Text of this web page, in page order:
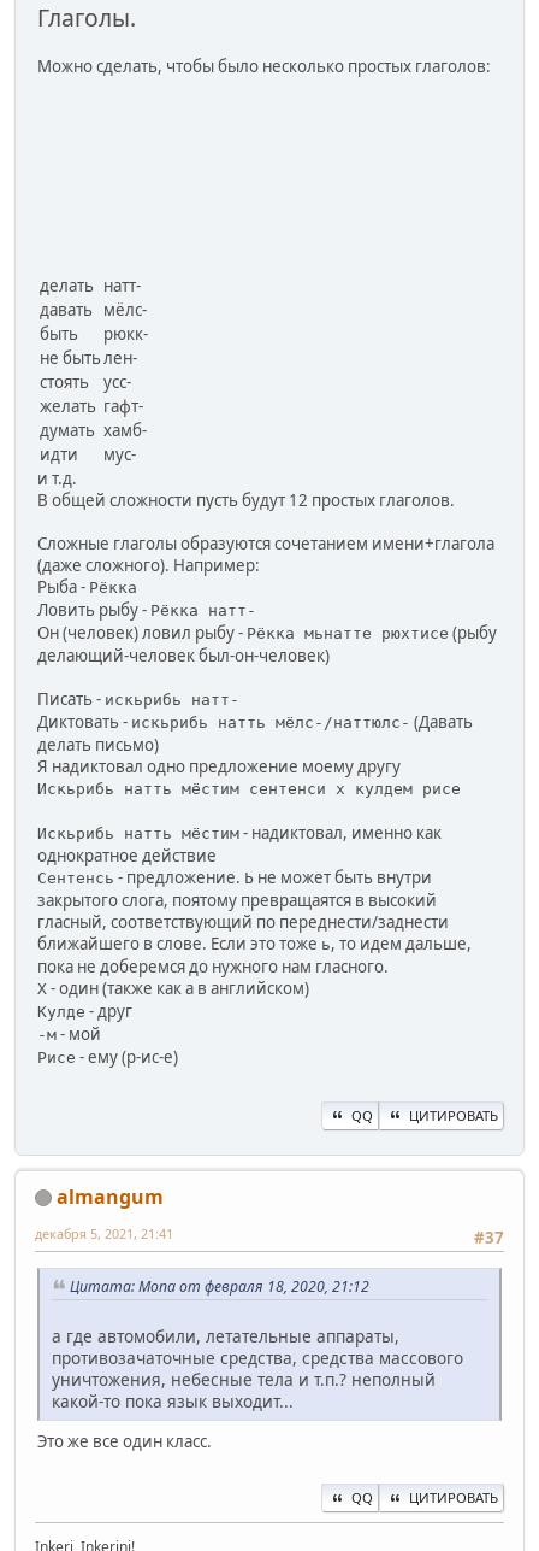
Глаголы.
Можно сделать, чтобы было несколько простых глаголов:
делать натт-
давать мёлс-
быть
рюкк-
не бытьлен-
стоять
усс-
желать гафт-
думать хамб-
идти
мус-
и т.д.
В общей сложности пусть будут 12 простых глаголов.
Сложные глаголы образуются сочетанием имени+глагола
(даже сложного). Например:
Рыба - Рёкка
Ловить рыбу - Рёкка натт-
Он (человек) ловил рыбу - Рёкка мьнатте рюхтисе (рыбу
делающий-человек был-он-человек)
Писать - искьрибь натт-
Диктовать - искьрибь натть мёлс-/наттюлс- (Давать
делать письмо)
Я надиктовал одно предложение моему другу
Искьрибь натть мёстим сентенси х кулдем рисе
Искьрибь натть мёстим - надиктовал, именно как
однократное действие
Сентенсь - предложение. Ь не может быть внутри
закрытого слога, поятому превращаятся в высокий
гласный, соответствующий по переднести/заднести
ближайшего в слове. Если это тоже ь, то идем дальше,
пока не доберемся до нужного нам гласного.
Х - один (также как a в английском)
Кулде - друг
-м - мой
Рисе - ему (р-ис-е)
QQ ЦИТИРОВАТЬ
almangum
#37
декабря 5, 2021, 21:41
Цитата: Mona от февраля 18, 2020, 21:12
а где автомобили, летательные аппараты,
противозачаточные средства, средства массового
уничтожения, небесные тела и т.п.? неполный
какой-то пока язык выходит...
Это же все один класс.
QQ ЦИТИРОВАТЬ